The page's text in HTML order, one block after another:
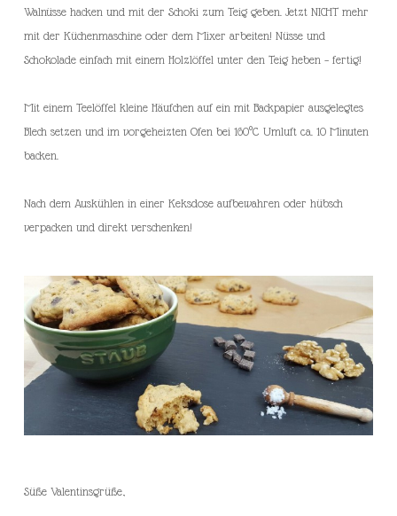
Walnüsse hacken und mit der Schoki zum Teig geben. Jetzt NICHT mehr
mit der Küchenmaschine oder dem Mixer arbeiten! Nüsse und
Schokolade einfach mit einem Holzlöffel unter den Teig heben – fertig!
Mit einem Teelöffel kleine Häufchen auf ein mit Backpapier ausgelegtes
Blech setzen und im vorgeheizten Ofen bei 160°C Umluft ca. 10 Minuten
backen.
Nach dem Auskühlen in einer Keksdose aufbewahren oder hübsch
verpacken und direkt verschenken!
Süße Valentinsgrüße,